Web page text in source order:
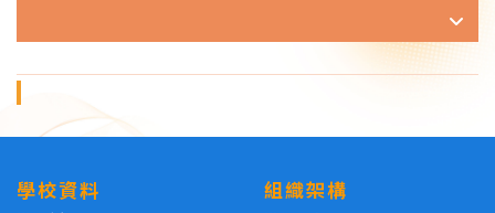
學校資料 組織架構